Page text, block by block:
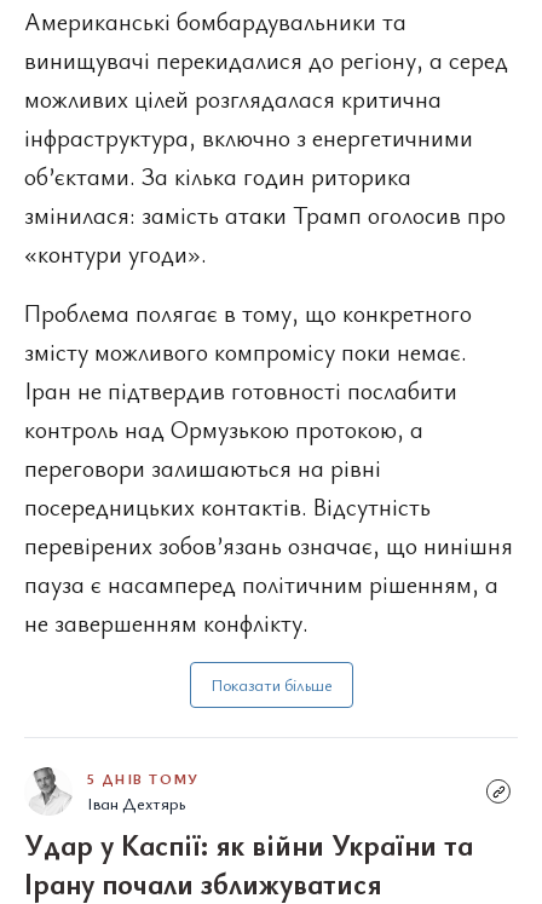
Американські бомбардувальники та
винищувачі перекидалися до регіону, а серед
можливих цілей розглядалася критична
інфраструктура, включно з енергетичними
об’єктами. За кілька годин риторика
змінилася: замість атаки Трамп оголосив про
«контури угоди».
Проблема полягає в тому, що конкретного
змісту можливого компромісу поки немає.
Іран не підтвердив готовності послабити
контроль над Ормузькою протокою, а
переговори залишаються на рівні
посередницьких контактів. Відсутність
перевірених зобов’язань означає, що нинішня
пауза є насамперед політичним рішенням, а
не завершенням конфлікту.
Показати більше
5 ДНІВ ТОМУ
Іван Дехтярь
Удар у Каспії: як війни України та
Ірану почали зближуватися